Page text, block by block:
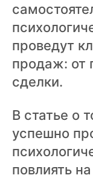
проведут
продаж: от
сделки.
В статье о
успешно
повлиять